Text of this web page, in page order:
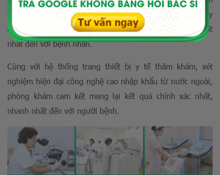
được xây dựng dưới mô hình bệnh viên thu nhỏ với đầy
đủ các khoa phòng nhằm hỗ trợ quá trình thăm khám tốt
nhất đến với bệnh nhân.
Cùng với hệ thống trang thiết bị y tế thăm khám, xét
nghiệm hiện đại công nghệ cao nhập khẩu từ nước ngoài,
phòng khám cam kết mang lại kết quả chính xác nhất,
nhanh nhất đến với người bệnh.